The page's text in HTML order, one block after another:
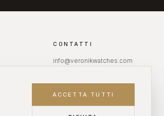
ACCETTA TUTTI
CONTATTI
info@veronikwatches.com